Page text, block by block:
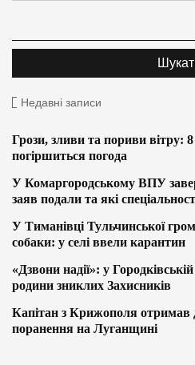
Недавні записи
Грози, зливи та пориви вітру:
погіршиться погода
У Комаргородському ВПУ
заяв подали та які
У Тиманівці Тульчинської
собаки: у селі ввели карантин
«Дзвони надії»: у
родини зниклих Захисників
Капітан з Крижополя отримав
поранення на Луганщині